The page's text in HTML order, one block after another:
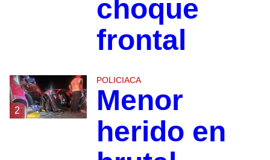
choque
frontal
2
POLICIACA
Menor
herido en